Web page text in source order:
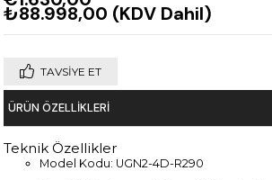
₺88.998,00 (KDV Dahil)
TAVSIYE ET
ÜRÜN ÖZELLIKLERI
Teknik Özellikler
Model Kodu: UGN2-4D-R290